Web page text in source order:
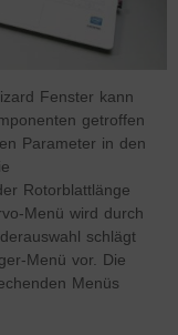
Fenster kann
getroffen
Parameter in den
Rotorblattlänge
Menü wird durch
schlägt
Menü vor. Die
Menüs